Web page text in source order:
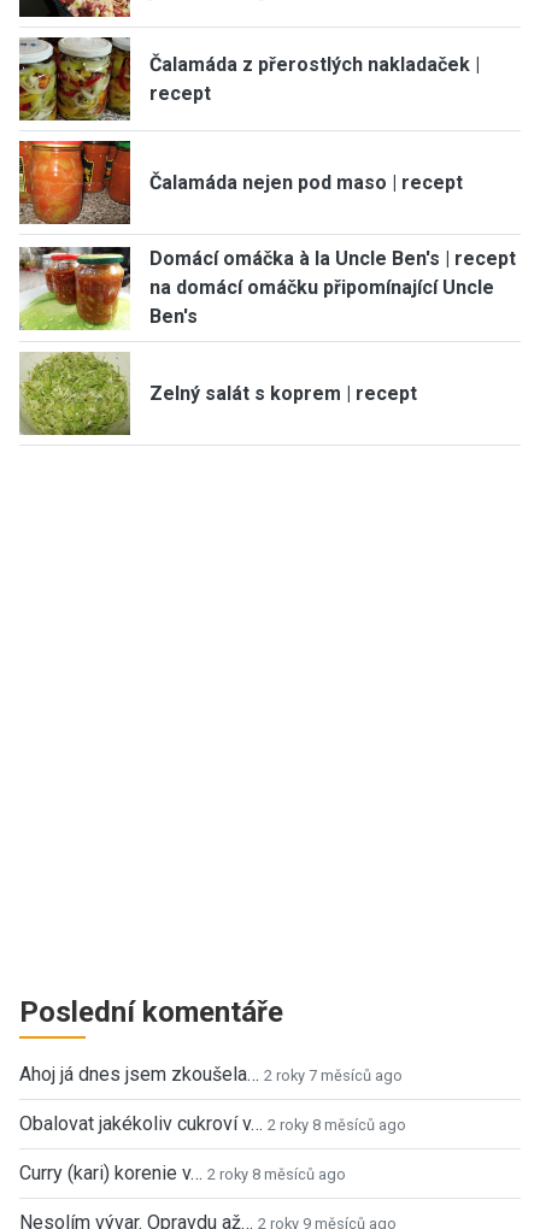
Čalamáda z přerostlých nakladaček |
recept
Čalamáda nejen pod maso | recept
Domácí omáčka à la Uncle Ben's | recept
na domácí omáčku připomínající Uncle
Ben's
Zelný salát s koprem | recept
Poslední komentáře
Ahoj já dnes jsem zkoušela… 2 roky 7 měsíců ago
Obalovat jakékoliv cukroví v… 2 roky 8 měsíců ago
Curry (kari) korenie v… 2 roky 8 měsíců ago
Nesolím vývar. Opravdu až… 2 roky 9 měsíců ago